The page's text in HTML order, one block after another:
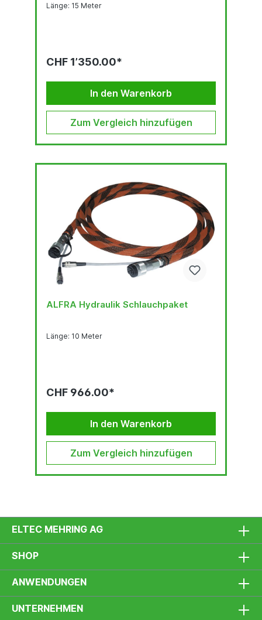
Länge: 15 Meter
CHF 1’350.00*
In den Warenkorb
Zum Vergleich hinzufügen
ALFRA Hydraulik Schlauchpaket
Länge: 10 Meter
CHF 966.00*
In den Warenkorb
Zum Vergleich hinzufügen
ELTEC MEHRING AG
SHOP
ANWENDUNGEN
UNTERNEHMEN